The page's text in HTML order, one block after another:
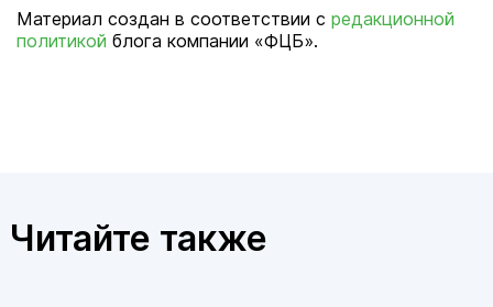
Материал создан в соответствии с редакционной
политикой блога компании «ФЦБ».
Читайте также